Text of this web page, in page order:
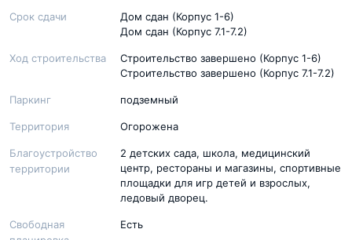
Срок сдачи
Дом сдан (Корпус 1-6)
Дом сдан (Корпус 7.1-7.2)
Ход строительства
Строительство завершено (Корпус 1-6)
Строительство завершено (Корпус 7.1-7.2)
Паркинг подземный
Территория Огорожена
Благоустройство
территории
2 детских сада, школа, медицинский
центр, рестораны и магазины, спортивные
площадки для игр детей и взрослых,
ледовый дворец.
Свободная
Есть